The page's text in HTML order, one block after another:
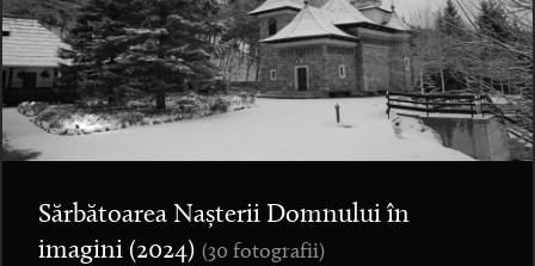
Sărbătoarea Nașterii Domnului în
imagini (2024) (30 fotografii)